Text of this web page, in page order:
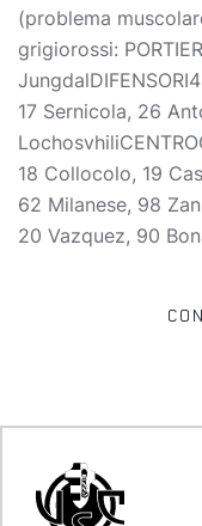
(problema
grigiorossi:
17 Sernicola, 26
18 Collocolo, 19
62 Milanese, 98
20 Vazquez, 90